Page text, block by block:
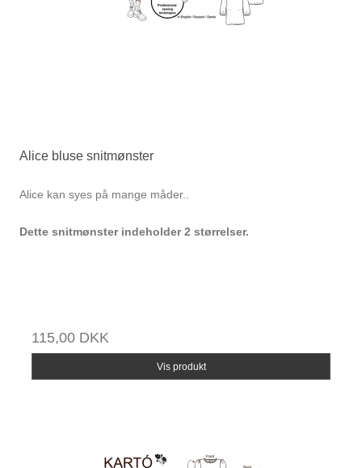
Alice bluse snitmønster
Alice kan syes på mange måder..
Dette snitmønster indeholder 2 størrelser.
115,00 DKK
Vis produkt